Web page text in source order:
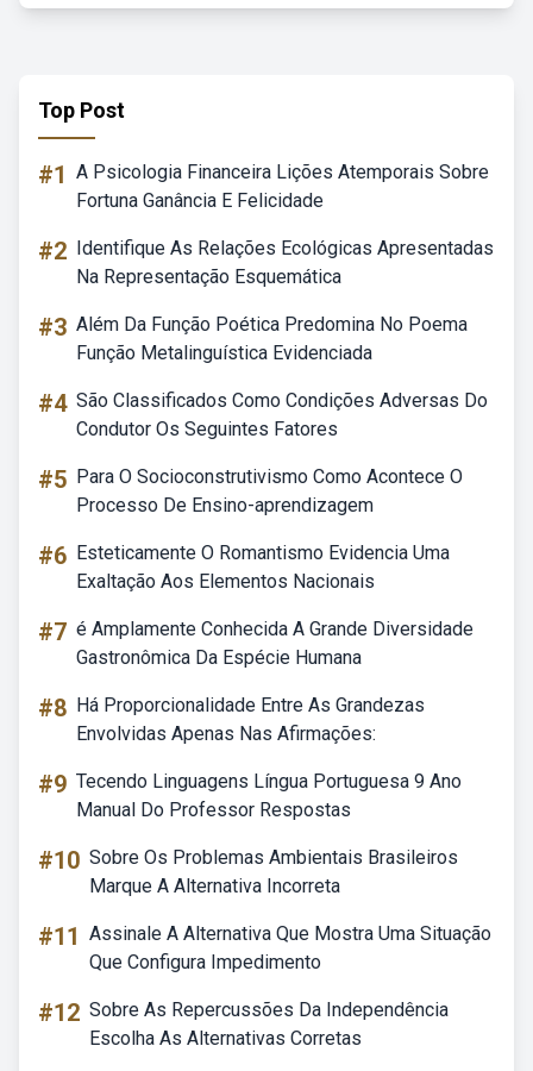
Top Post
#1 A Psicologia Financeira Lições Atemporais Sobre
Fortuna Ganância E Felicidade
#2 Identifique As Relações Ecológicas Apresentadas
Na Representação Esquemática
#3 Além Da Função Poética Predomina No Poema
Função Metalinguística Evidenciada
#4 São Classificados Como Condições Adversas Do
Condutor Os Seguintes Fatores
#5 Para O Socioconstrutivismo Como Acontece O
Processo De Ensino-aprendizagem
#6 Esteticamente O Romantismo Evidencia Uma
Exaltação Aos Elementos Nacionais
#7 é Amplamente Conhecida A Grande Diversidade
Gastronômica Da Espécie Humana
#8 Há Proporcionalidade Entre As Grandezas
Envolvidas Apenas Nas Afirmações:
#9 Tecendo Linguagens Língua Portuguesa 9 Ano
Manual Do Professor Respostas
#10 Sobre Os Problemas Ambientais Brasileiros
Marque A Alternativa Incorreta
#11 Assinale A Alternativa Que Mostra Uma Situação
Que Configura Impedimento
#12 Sobre As Repercussões Da Independência
Escolha As Alternativas Corretas